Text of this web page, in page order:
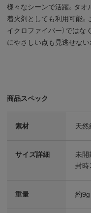
様々なシーンで活躍。タオ
着火剤としても利用可能。
イクロファイバー）ではな
にやさしい点も見逃せない
商品スペック
素材 天然
サイズ詳細
未開
封時
重量 約9g